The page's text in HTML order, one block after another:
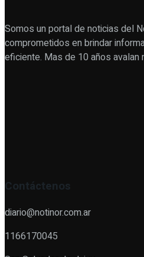
Somos un portal de noticias del
comprometidos en brindar
eficiente. Mas de 10 años avalan
Contáctenos
diario@notinor.com.ar
1166170045